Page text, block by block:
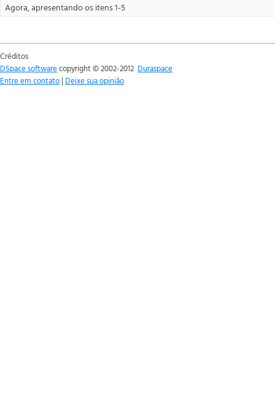
Agora, apresentando os itens 1-5
Créditos
DSpace softwarecopyright © 2002-2012 Duraspace
Entre em contato | Deixe sua opinião